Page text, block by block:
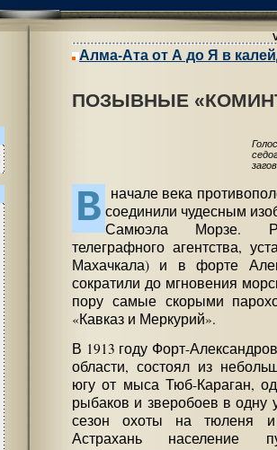
Алма-Ата от А до Я в
ПОЗЫВНЫЕ
В начале века
соединили чудесным
Самюэла Морзе.
телеграфного агентства,
Махачкала) и в форте
сократили до мгновения
пору самые скорыми
«Кавказ и Меркурий».
В 1913 году Форт-
области, состоял из
югу от мыса Тюб-Караган,
рыбаков и зверобоев в одну
сезон охоты на тюленя
Астрахань население